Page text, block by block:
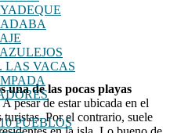
LAS VACAS
PUEBLOS
una de las pocas playas
A pesar de estar ubicada en el
Por el contrario, suele